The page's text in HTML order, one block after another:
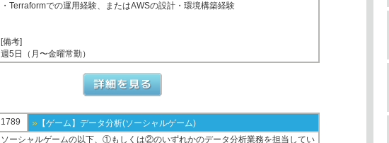
・Terraformでの運用経験、またはAWSの設計・環境構築経験
[備考]
週5日（月〜金曜常勤）
1789 » 【ゲーム】データ分析(ソーシャルゲーム)
ソーシャルゲームの以下、①もしくは②のいずれかのデータ分析業務を担当してい